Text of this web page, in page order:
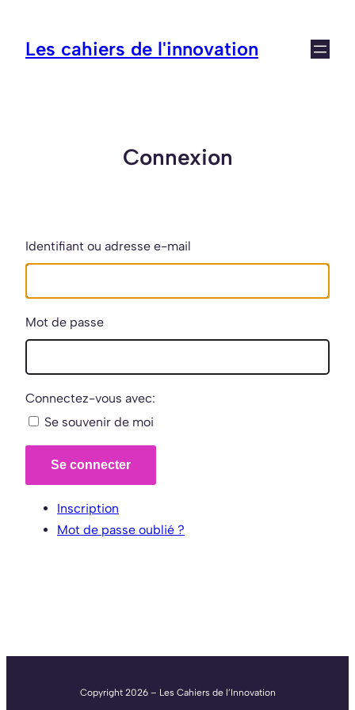
contenu
Les cahiers de l'innovation
Connexion
Identifiant ou adresse e-mail
Mot de passe
Connectez-vous avec:
Se souvenir de moi
Se connecter
Inscription
Mot de passe oublié ?
Copyright 2026 – Les Cahiers de l’Innovation